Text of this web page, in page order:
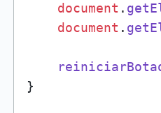
document .
document .